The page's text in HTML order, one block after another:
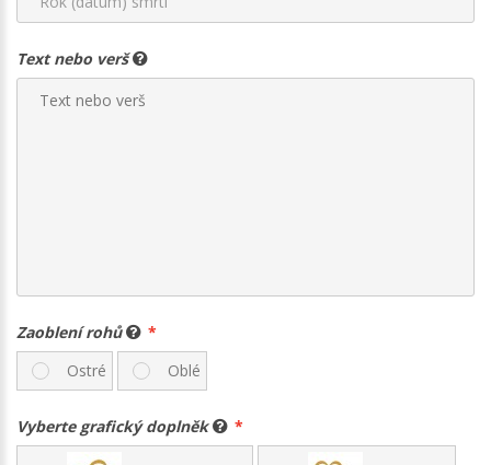
Text nebo verš
Zaoblení rohů
Ostré
Oblé
Vyberte grafický doplněk